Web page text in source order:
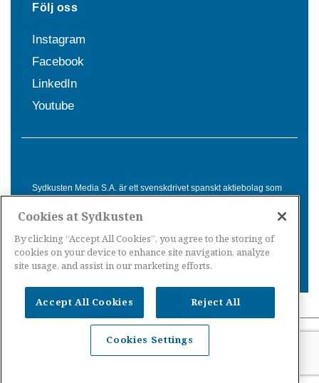
Följ oss
Instagram
Facebook
LinkedIn
Youtube
Sydkusten Media S.A. är ett svenskdrivet spanskt aktiebolag som
Spanien. Genom nyhetsbevakning av hela Spanien, med bas på
informationsförmedling för svenskar i Spanien.
Nyheter Spanien· Nyheter Costa del Sol
Costa Tropical
Nyheter Costa Blanca
Cookies at Sydkusten
By clicking “Accept All Cookies”, you agree to the storing of
cookies on your device to enhance site navigation, analyze
site usage, and assist in our marketing efforts.
Accept All Cookies Reject All
Cookies Settings